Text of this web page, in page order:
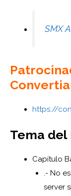
SMX
https://
Tema del
Capítulo
.- No
server